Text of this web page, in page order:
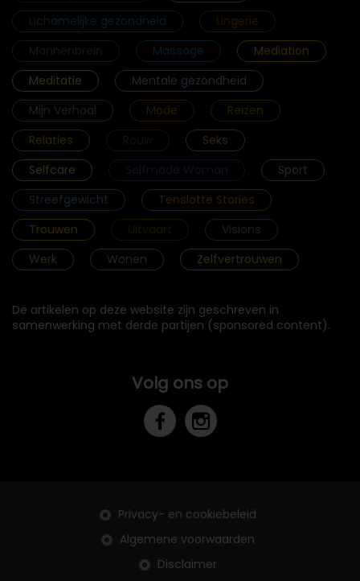
Lichamelijke gezondheid
Lingerie
Mannenbrein
Massage
Mediation
Meditatie
Mentale gezondheid
Mijn Verhaal
Mode
Reizen
Relaties
Rouw
Seks
Selfcare
Selfmade Woman
Sport
Streefgewicht
Tenslotte Stories
Trouwen
Uitvaart
Visions
Werk
Wonen Zelfvertrouwen
De artikelen op deze website zijn geschreven in
samenwerking met derde partijen (sponsored content).
Volg ons op
Privacy- en cookiebeleid
Algemene voorwaarden
Disclaimer